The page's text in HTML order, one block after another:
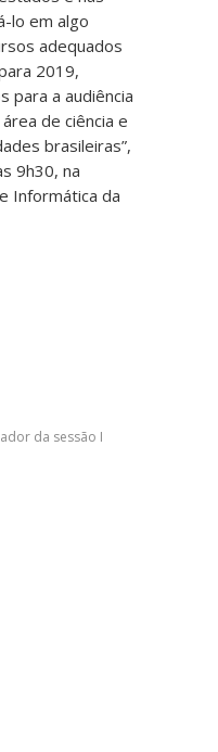
lo em algo
adequados
2019,
para a audiência
de ciência e
brasileiras”,
9h30, na
Informática da
da sessão I